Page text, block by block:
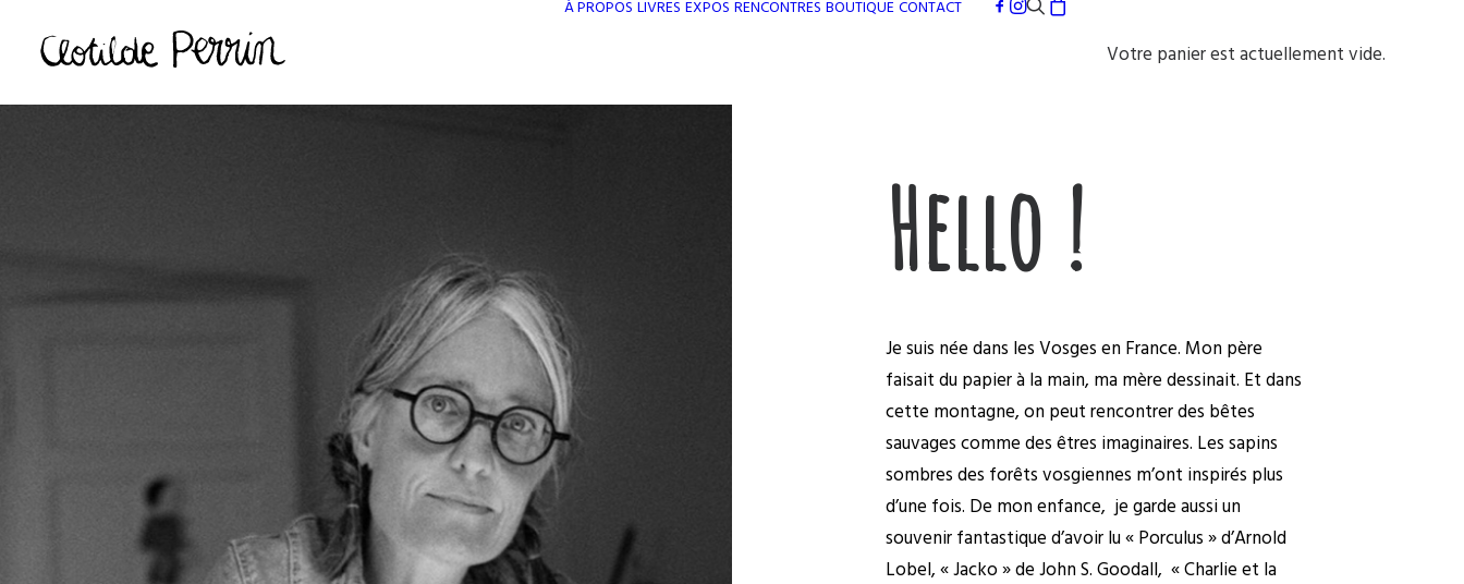
À PROPOS LIVRES EXPOS RENCONTRES BOUTIQUE CONTACT
Votre panier est actuellement vide.
Hello !
Je suis née dans les Vosges en France. Mon père
faisait du papier à la main, ma mère dessinait. Et dans
cette montagne, on peut rencontrer des bêtes
sauvages comme des êtres imaginaires. Les sapins
sombres des forêts vosgiennes m’ont inspirés plus
d’une fois. De mon enfance, je garde aussi un
souvenir fantastique d’avoir lu « Porculus » d’Arnold
Lobel, « Jacko » de John S. Goodall, « Charlie et la